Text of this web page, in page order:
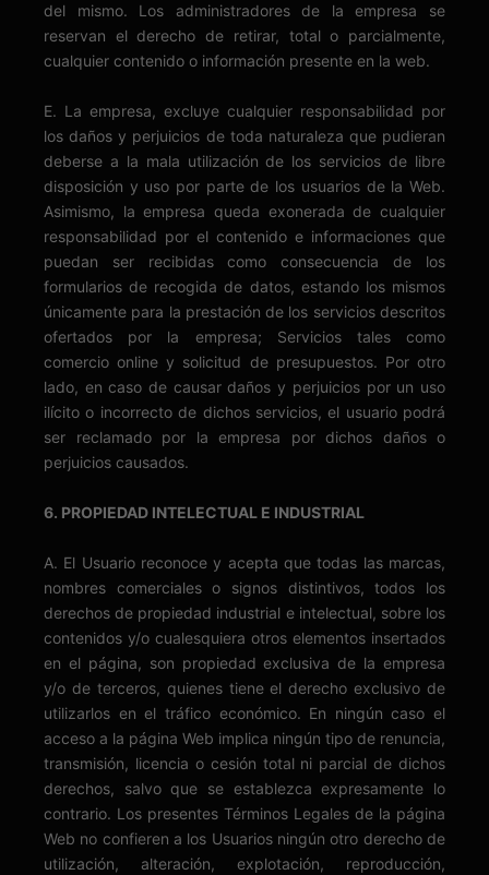
del mismo. Los administradores de la empresa se
reservan el derecho de retirar, total o parcialmente,
cualquier contenido o información presente en la web.
E. La empresa, excluye cualquier responsabilidad por
los daños y perjuicios de toda naturaleza que pudieran
deberse a la mala utilización de los servicios de libre
disposición y uso por parte de los usuarios de la Web.
Asimismo, la empresa queda exonerada de cualquier
responsabilidad por el contenido e informaciones que
puedan ser recibidas como consecuencia de los
formularios de recogida de datos, estando los mismos
únicamente para la prestación de los servicios descritos
ofertados por la empresa; Servicios tales como
comercio online y solicitud de presupuestos. Por otro
lado, en caso de causar daños y perjuicios por un uso
ilícito o incorrecto de dichos servicios, el usuario podrá
ser reclamado por la empresa por dichos daños o
perjuicios causados.
6. PROPIEDAD INTELECTUAL E INDUSTRIAL
A. El Usuario reconoce y acepta que todas las marcas,
nombres comerciales o signos distintivos, todos los
derechos de propiedad industrial e intelectual, sobre los
contenidos y/o cualesquiera otros elementos insertados
en el página, son propiedad exclusiva de la empresa
y/o de terceros, quienes tiene el derecho exclusivo de
utilizarlos en el tráfico económico. En ningún caso el
acceso a la página Web implica ningún tipo de renuncia,
transmisión, licencia o cesión total ni parcial de dichos
derechos, salvo que se establezca expresamente lo
contrario. Los presentes Términos Legales de la página
Web no confieren a los Usuarios ningún otro derecho de
utilización, alteración, explotación, reproducción,